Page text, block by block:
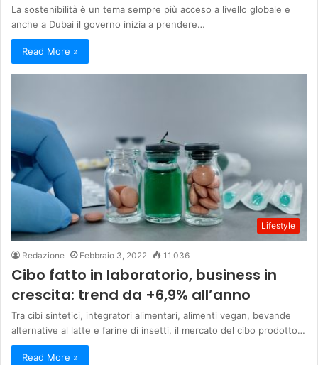
La sostenibilità è un tema sempre più acceso a livello globale e
anche a Dubai il governo inizia a prendere…
Read More »
Lifestyle
Redazione Febbraio 3, 2022 11.036
Cibo fatto in laboratorio, business in
crescita: trend da +6,9% all’anno
Tra cibi sintetici, integratori alimentari, alimenti vegan, bevande
alternative al latte e farine di insetti, il mercato del cibo prodotto…
Read More »